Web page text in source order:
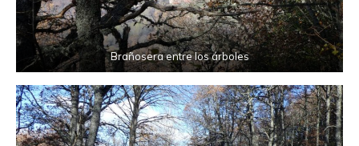
Brañosera entre los árboles